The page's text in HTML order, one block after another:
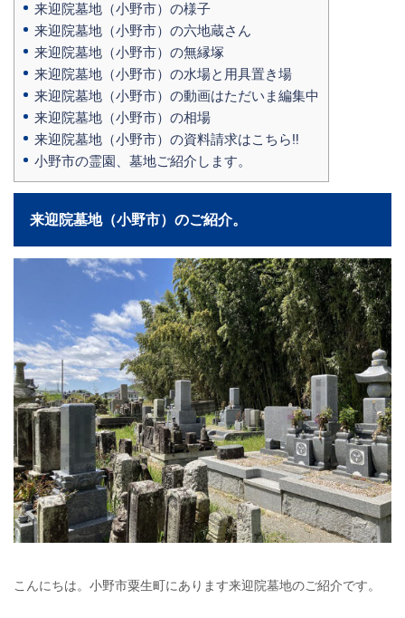
来迎院墓地（小野市）の様子
来迎院墓地（小野市）の六地蔵さん
来迎院墓地（小野市）の無縁塚
来迎院墓地（小野市）の水場と用具置き場
来迎院墓地（小野市）の動画はただいま編集中
来迎院墓地（小野市）の相場
来迎院墓地（小野市）の資料請求はこちら‼
小野市の霊園、墓地ご紹介します。
来迎院墓地（小野市）のご紹介。
こんにちは。小野市粟生町にあります来迎院墓地のご紹介です。